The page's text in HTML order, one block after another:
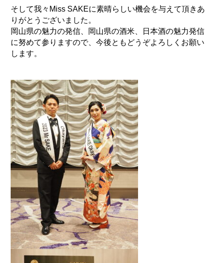
そして我々Miss SAKEに素晴らしい機会を与えて頂きあ
りがとうございました。
岡山県の魅力の発信、岡山県の酒米、日本酒の魅力発信
に努めて参りますので、今後ともどうぞよろしくお願い
します。